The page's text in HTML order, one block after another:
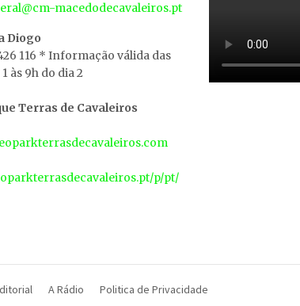
macedodecavaleiros.pt
Diogo
116 * Informação válida das
às 9h do dia 2
Terras de Cavaleiros
p/pt/
A Rádio Politica de Privacidade